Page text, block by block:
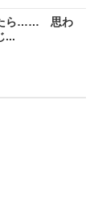
たら…… 思わ
...